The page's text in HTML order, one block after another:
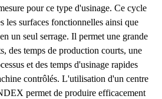
pour ce type d'usinage. Ce cycle
les surfaces fonctionnelles ainsi que
un seul serrage. Il permet une grande
des temps de production courts, une
et des temps d'usinage rapides
contrôlés. L'utilisation d'un centre
permet de produire efficacement